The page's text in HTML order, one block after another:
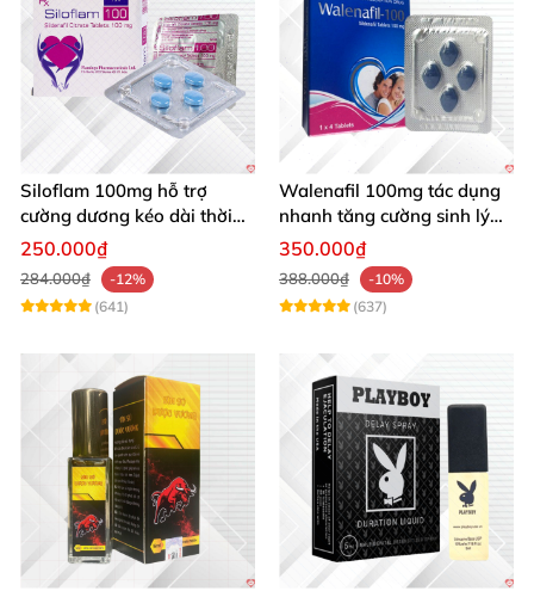
Siloflam 100mg hỗ trợ
cường dương kéo dài thời
gian xuất tinh sớm Nam giới
250.000₫
284.000₫
-12%
(641)
Walenafil 100mg tác dụng
nhanh tăng cường sinh lý
chống xuất tinh sớm
350.000₫
388.000₫
-10%
(637)